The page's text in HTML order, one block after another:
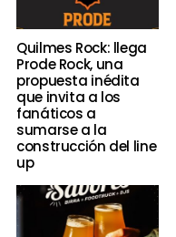
Quilmes Rock: llega
Prode Rock, una
propuesta inédita
que invita a los
fanáticos a
sumarse a la
construcción del line
up